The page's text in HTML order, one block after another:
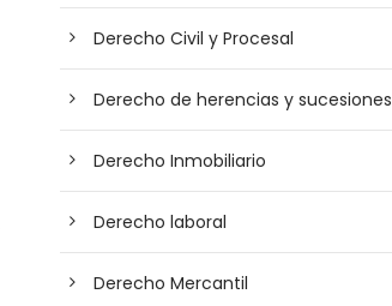
Derecho Civil y Procesal
Derecho de herencias y sucesiones
Derecho Inmobiliario
Derecho laboral
Derecho Mercantil